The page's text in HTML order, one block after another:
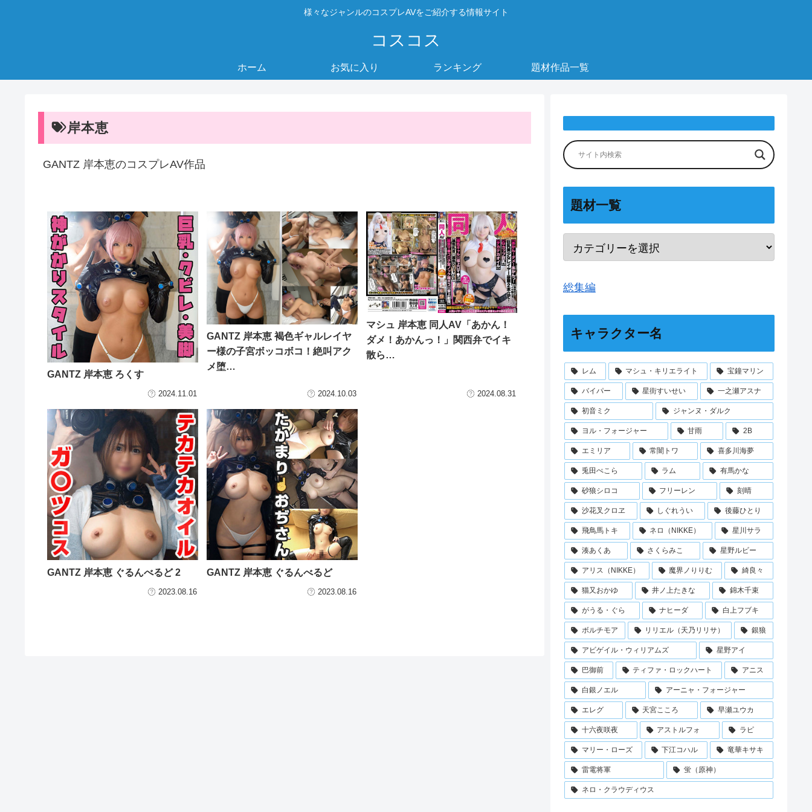
様々なジャンルのコスプレAVをご紹介する情報サイト
コスコス
ホーム お気に入り ランキング 題材作品一覧
岸本恵
GANTZ 岸本恵のコスプレAV作品
GANTZ 岸本恵 ろくす
2024.11.01
GANTZ 岸本恵 褐色ギャルレイヤ
ー様の子宮ボッコボコ！絶叫アク
メ堕…
2024.10.03
マシュ 岸本恵 同人AV「あかん！
ダメ！あかんっ！」関西弁でイキ
散ら…
2024.08.31
GANTZ 岸本恵 ぐるんべるど 2
2023.08.16
GANTZ 岸本恵 ぐるんべるど
2023.08.16
題材一覧
総集編
キャラクター名
レム マシュ・キリエライト 宝鐘マリン
バイパー 星街すいせい 一之瀬アスナ
初音ミク ジャンヌ・ダルク
ヨル・フォージャー 甘雨 2B
エミリア 常闇トワ 喜多川海夢
兎田ぺこら ラム 有馬かな
砂狼シロコ フリーレン 刻晴
沙花叉クロヱ しぐれうい 後藤ひとり
飛鳥馬トキ ネロ（NIKKE） 星川サラ
湊あくあ さくらみこ 星野ルビー
アリス（NIKKE） 魔界ノりりむ 綺良々
猫又おかゆ 井ノ上たきな 錦木千束
がうる・ぐら ナヒーダ 白上フブキ
ボルチモア リリエル（天乃リリサ） 銀狼
アビゲイル・ウィリアムズ 星野アイ
巴御前 ティファ・ロックハート アニス
白銀ノエル アーニャ・フォージャー
エレグ 天宮こころ 早瀬ユウカ
十六夜咲夜 アストルフォ ラピ
マリー・ローズ 下江コハル 竜華キサキ
雷電将軍 蛍（原神）
ネロ・クラウディウス